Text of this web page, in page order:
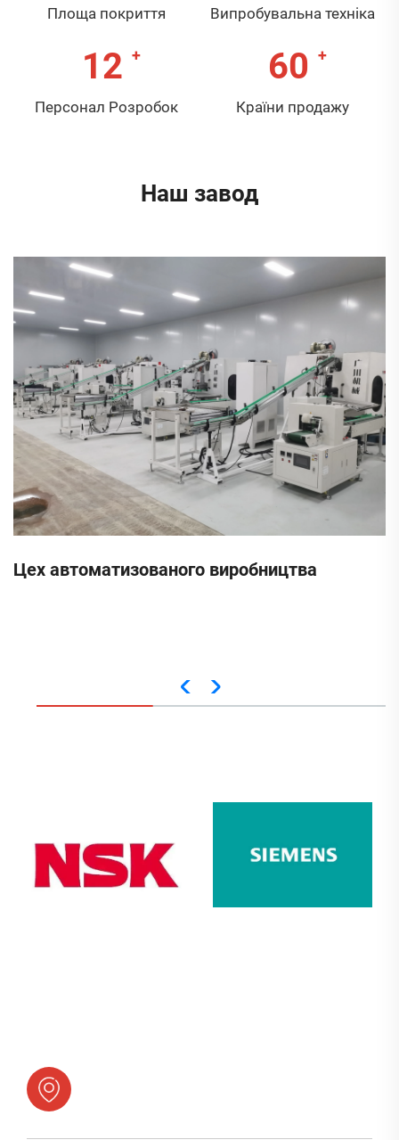
Площа покриття Випробувальна техніка
12
Персонал Розробок
60
Країни продажу
Наш завод
Цех автоматизованого виробництва